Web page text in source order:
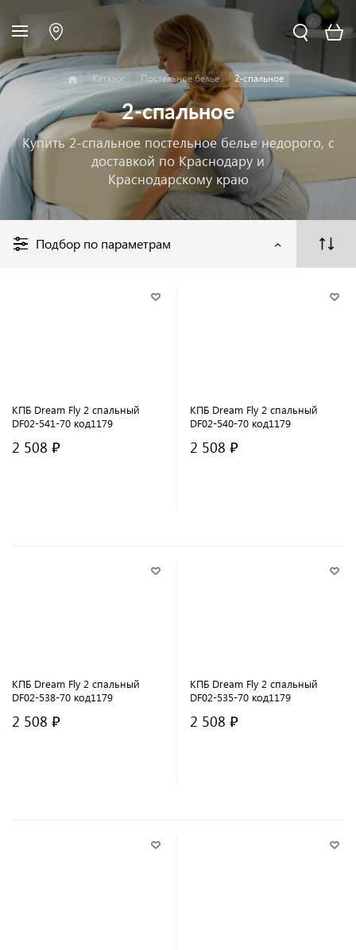
Каталог Постельное белье 2-спальное
2-спальное
Купить 2-спальное постельное белье недорого, с
доставкой по Краснодару и
Краснодарскому краю
Подбор по параметрам
КПБ Dream Fly 2 спальный
DF02-541-70 код1179
2 508 ₽
КПБ Dream Fly 2 спальный
DF02-540-70 код1179
2 508 ₽
КПБ Dream Fly 2 спальный
DF02-538-70 код1179
2 508 ₽
КПБ Dream Fly 2 спальный
DF02-535-70 код1179
2 508 ₽